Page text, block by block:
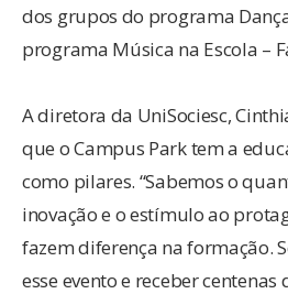
dos grupos do programa
programa Música na Escola –
A diretora da UniSociesc,
que o Campus Park tem a
como pilares. “Sabemos o
inovação e o estímulo ao
fazem diferença na formação.
esse evento e receber